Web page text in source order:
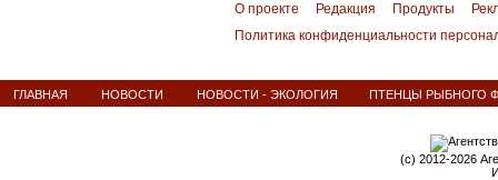
О проекте Редакция Продукты
Политика конфиденциальности
ГЛАВНАЯ НОВОСТИ НОВОСТИ - ЭКОЛОГИЯ ПТЕНЦЫ РЫБНОГО
(c) 2012-2026